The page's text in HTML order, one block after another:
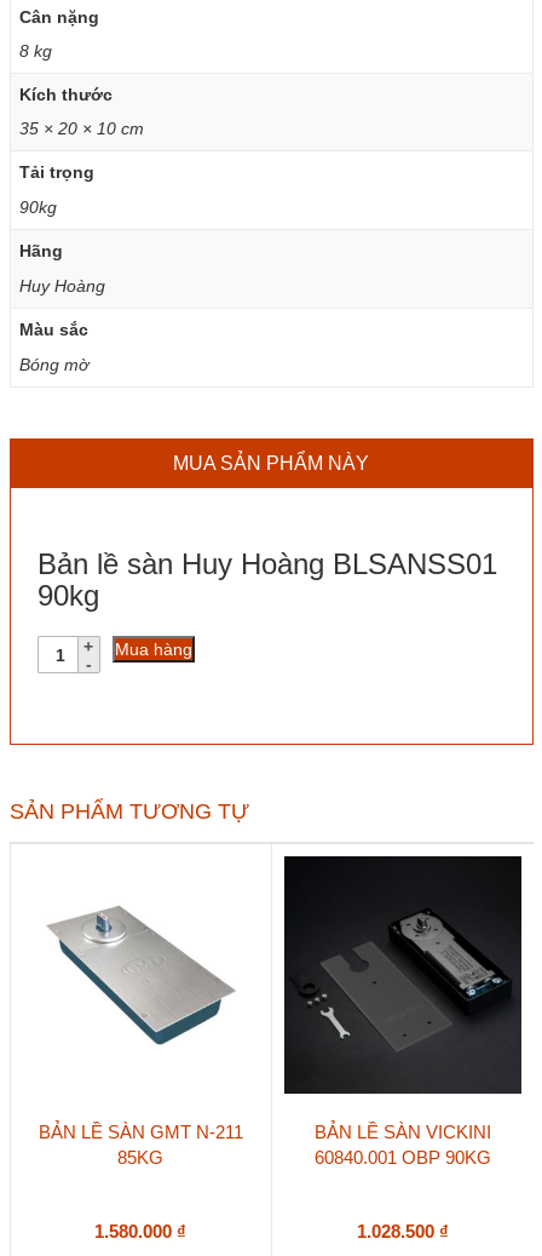
Cân nặng
8 kg
Kích thước
35 × 20 × 10 cm
Tải trọng
90kg
Hãng
Huy Hoàng
Màu sắc
Bóng mờ
MUA SẢN PHẨM NÀY
Bản lề sàn Huy Hoàng BLSANSS01
90kg
Bản
lề
lượng
Mua hàng
SẢN PHẨM TƯƠNG TỰ
BẢN LỀ SÀN GMT N-211
85KG
1.580.000 ₫
BẢN LỀ SÀN VICKINI
60840.001 OBP 90KG
1.028.500 ₫